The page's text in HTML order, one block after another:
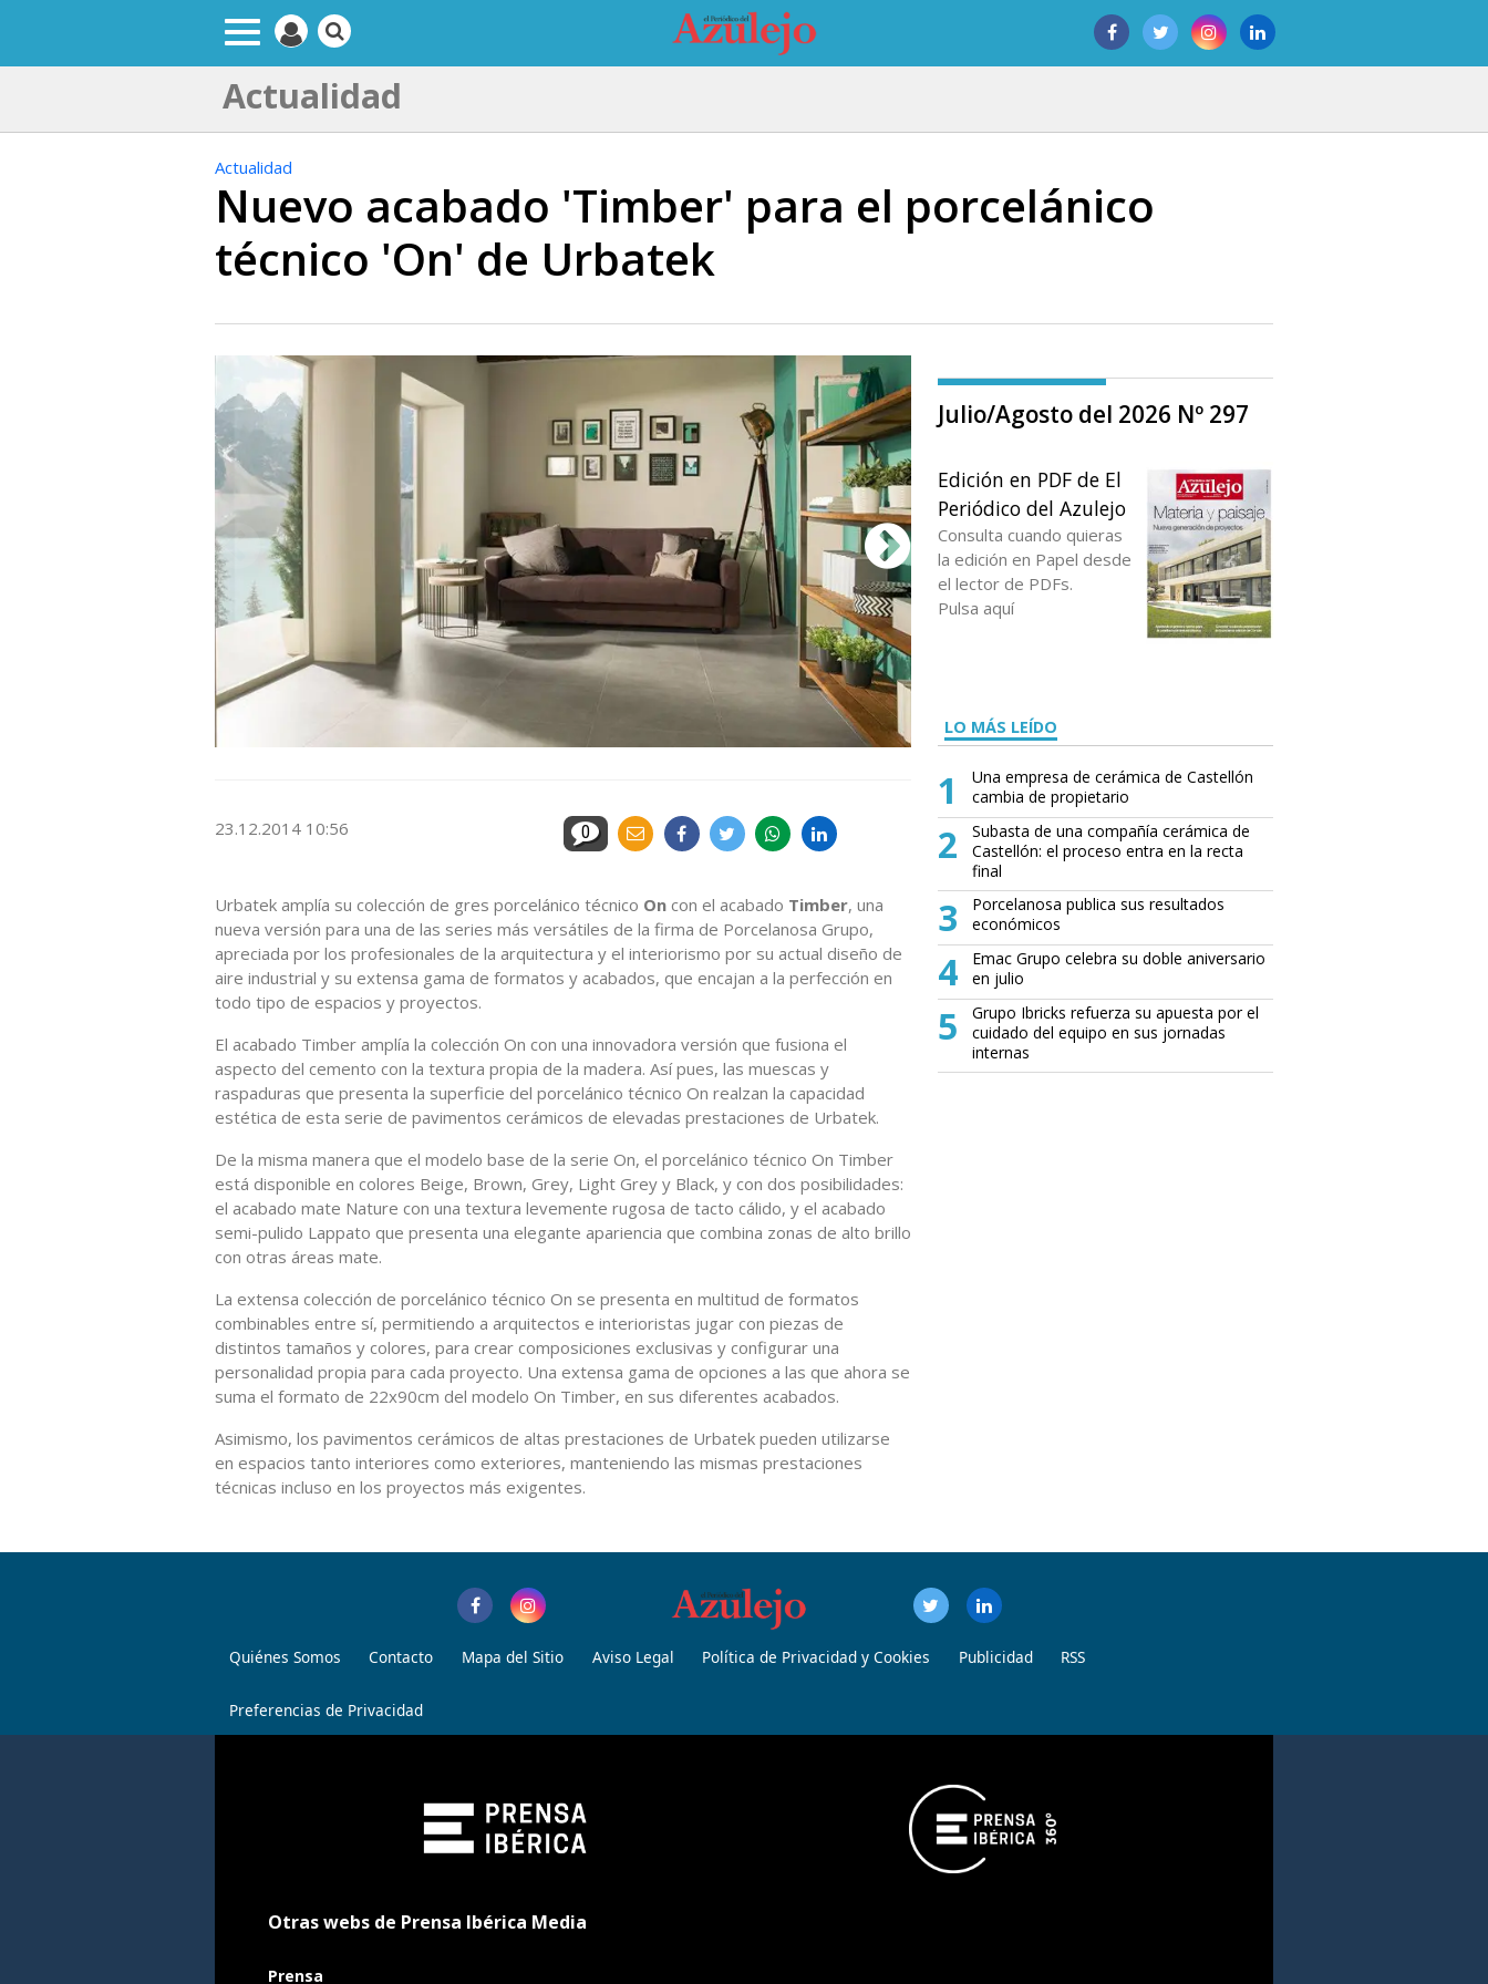
Actualidad
Actualidad
Nuevo acabado 'Timber' para el porcelánico
técnico 'On' de Urbatek
23.12.2014 10:56 0
Urbatek amplía su colección de gres porcelánico técnico On con el acabado Timber, una
nueva versión para una de las series más versátiles de la firma de Porcelanosa Grupo,
apreciada por los profesionales de la arquitectura y el interiorismo por su actual diseño de
aire industrial y su extensa gama de formatos y acabados, que encajan a la perfección en
todo tipo de espacios y proyectos.
El acabado Timber amplía la colección On con una innovadora versión que fusiona el
aspecto del cemento con la textura propia de la madera. Así pues, las muescas y
raspaduras que presenta la superficie del porcelánico técnico On realzan la capacidad
estética de esta serie de pavimentos cerámicos de elevadas prestaciones de Urbatek.
De la misma manera que el modelo base de la serie On, el porcelánico técnico On Timber
está disponible en colores Beige, Brown, Grey, Light Grey y Black, y con dos posibilidades:
el acabado mate Nature con una textura levemente rugosa de tacto cálido, y el acabado
semi-pulido Lappato que presenta una elegante apariencia que combina zonas de alto brillo
con otras áreas mate.
La extensa colección de porcelánico técnico On se presenta en multitud de formatos
combinables entre sí, permitiendo a arquitectos e interioristas jugar con piezas de
distintos tamaños y colores, para crear composiciones exclusivas y configurar una
personalidad propia para cada proyecto. Una extensa gama de opciones a las que ahora se
suma el formato de 22x90cm del modelo On Timber, en sus diferentes acabados.
Asimismo, los pavimentos cerámicos de altas prestaciones de Urbatek pueden utilizarse
en espacios tanto interiores como exteriores, manteniendo las mismas prestaciones
técnicas incluso en los proyectos más exigentes.
Julio/Agosto del 2026 Nº 297
Edición en PDF de El
Periódico del Azulejo
Consulta cuando quieras
la edición en Papel desde
el lector de PDFs.
Pulsa aquí
LO MÁS LEÍDO
1
Una empresa de cerámica de Castellón
cambia de propietario
2
Subasta de una compañía cerámica de
Castellón: el proceso entra en la recta
final
3
Porcelanosa publica sus resultados
económicos
4
Emac Grupo celebra su doble aniversario
en julio
5
Grupo Ibricks refuerza su apuesta por el
cuidado del equipo en sus jornadas
internas
Quiénes Somos Contacto Mapa del Sitio Aviso Legal Política de Privacidad y Cookies Publicidad RSS
Preferencias de Privacidad
Otras webs de Prensa Ibérica Media
Prensa